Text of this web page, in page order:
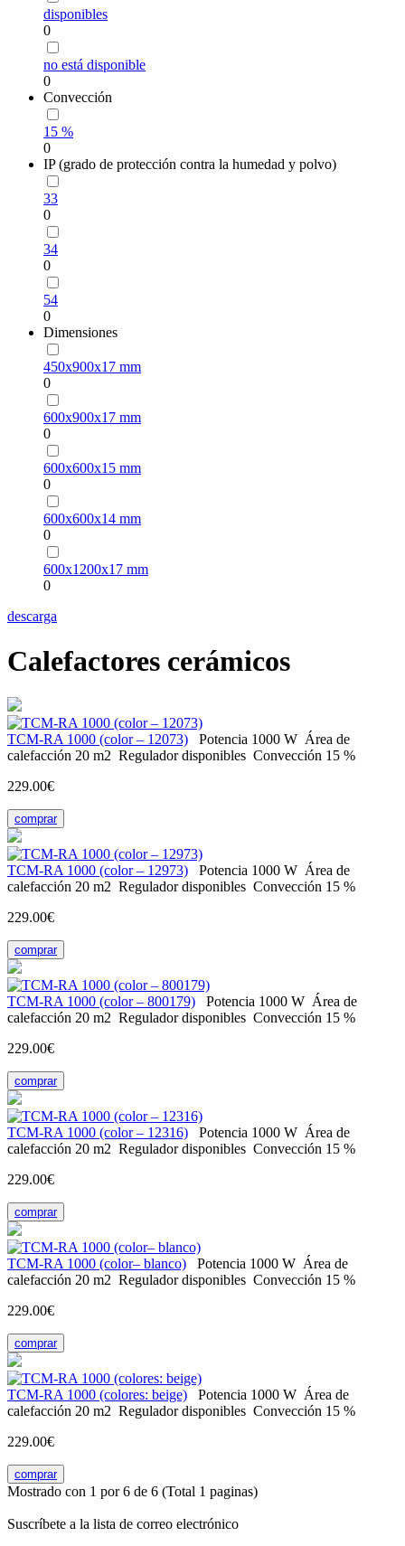
disponibles
0
no está disponible
0
Convección
15 %
0
IP (grado de protección contra la humedad y polvo)
33
0
34
0
54
0
Dimensiones
450х900х17 mm
0
600х900х17 mm
0
600х600х15 mm
0
600х600х14 mm
0
600х1200х17 mm
0
descarga
Calefactores cerámicos
ТСМ-RA 1000 (color – 12073) Potencia 1000 W Área de
calefacción 20 m2 Regulador disponibles Convección 15 %
229.00€
comprar
ТСМ-RA 1000 (color – 12973) Potencia 1000 W Área de
calefacción 20 m2 Regulador disponibles Convección 15 %
229.00€
comprar
ТСМ-RA 1000 (color – 800179) Potencia 1000 W Área de
calefacción 20 m2 Regulador disponibles Convección 15 %
229.00€
comprar
ТСМ-RA 1000 (color – 12316) Potencia 1000 W Área de
calefacción 20 m2 Regulador disponibles Convección 15 %
229.00€
comprar
ТСМ-RA 1000 (color– blanco) Potencia 1000 W Área de
calefacción 20 m2 Regulador disponibles Convección 15 %
229.00€
comprar
ТСМ-RA 1000 (colores: beige) Potencia 1000 W Área de
calefacción 20 m2 Regulador disponibles Convección 15 %
229.00€
comprar
Mostrado con 1 por 6 de 6 (Total 1 paginas)
Suscríbete a la lista de correo electrónico